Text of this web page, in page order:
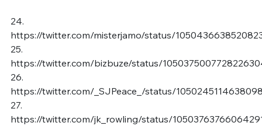
24.
https://twitter.com/misterjamo/status/
25.
https://twitter.com/bizbuze/status/
26.
https://twitter.com/_SJPeace_/status/
27.
https://twitter.com/jk_rowling/status/